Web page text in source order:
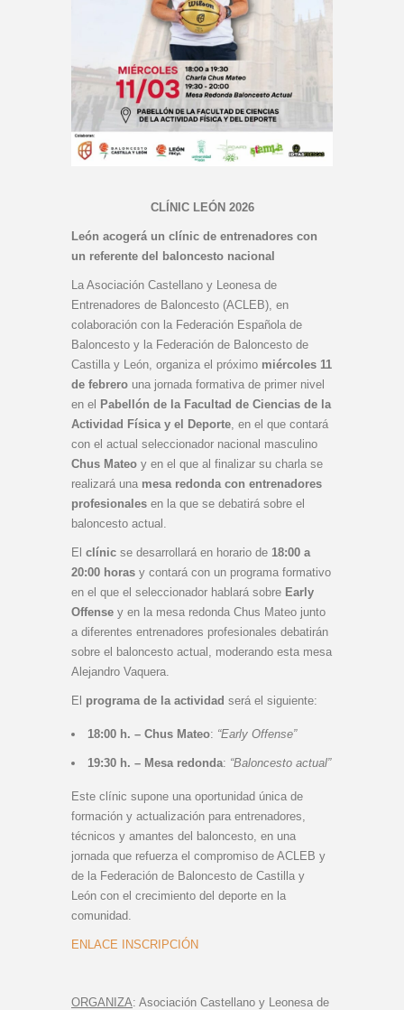
CLÍNIC LEÓN 2026
León acogerá un clínic de entrenadores con
un referente del baloncesto nacional
La Asociación Castellano y Leonesa de
Entrenadores de Baloncesto (ACLEB), en
colaboración con la Federación Española de
Baloncesto y la Federación de Baloncesto de
Castilla y León, organiza el próximo miércoles 11
de febrero una jornada formativa de primer nivel
en el Pabellón de la Facultad de Ciencias de la
Actividad Física y el Deporte, en el que contará
con el actual seleccionador nacional masculino
Chus Mateo y en el que al finalizar su charla se
realizará una mesa redonda con entrenadores
profesionales en la que se debatirá sobre el
baloncesto actual.
El clínic se desarrollará en horario de 18:00 a
20:00 horas y contará con un programa formativo
en el que el seleccionador hablará sobre Early
Offense y en la mesa redonda Chus Mateo junto
a diferentes entrenadores profesionales debatirán
sobre el baloncesto actual, moderando esta mesa
Alejandro Vaquera.
El programa de la actividad será el siguiente:
18:00 h. – Chus Mateo: “Early Offense”
19:30 h. – Mesa redonda: “Baloncesto actual”
Este clínic supone una oportunidad única de
formación y actualización para entrenadores,
técnicos y amantes del baloncesto, en una
jornada que refuerza el compromiso de ACLEB y
de la Federación de Baloncesto de Castilla y
León con el crecimiento del deporte en la
comunidad.
ENLACE INSCRIPCIÓN
ORGANIZA: Asociación Castellano y Leonesa de